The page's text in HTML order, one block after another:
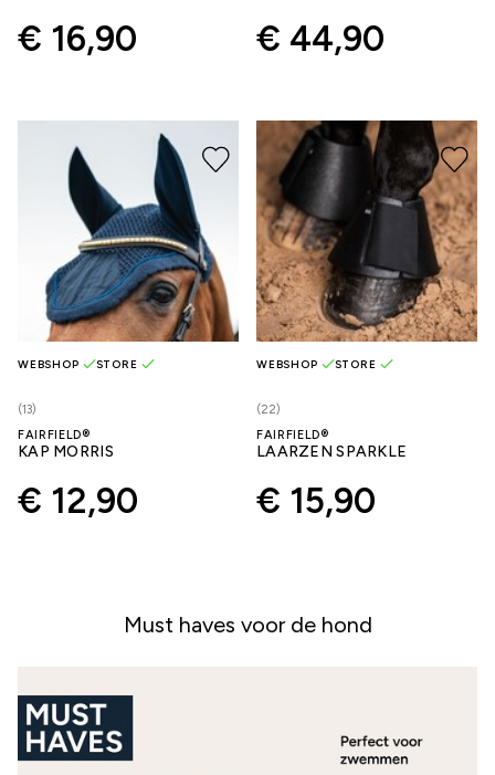
€ 16,90 € 44,90
(13)
WEBSHOP STORE
FAIRFIELD®
KAP MORRIS
€ 12,90
(22)
WEBSHOP STORE
FAIRFIELD®
LAARZEN SPARKLE
€ 15,90
Must haves voor de hond